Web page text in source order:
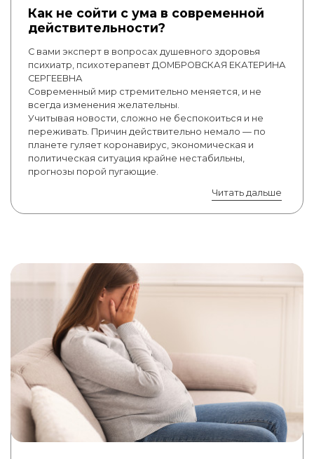
Как не сойти с ума в современной
действительности?
С вами эксперт в вопросах душевного здоровья
психиатр, психотерапевт ДОМБРОВСКАЯ ЕКАТЕРИНА
СЕРГЕЕВНА
Современный мир стремительно меняется, и не
всегда изменения желательны.
Учитывая новости, сложно не беспокоиться и не
переживать. Причин действительно немало — по
планете гуляет коронавирус, экономическая и
политическая ситуация крайне нестабильны,
прогнозы порой пугающие.
Читать дальше